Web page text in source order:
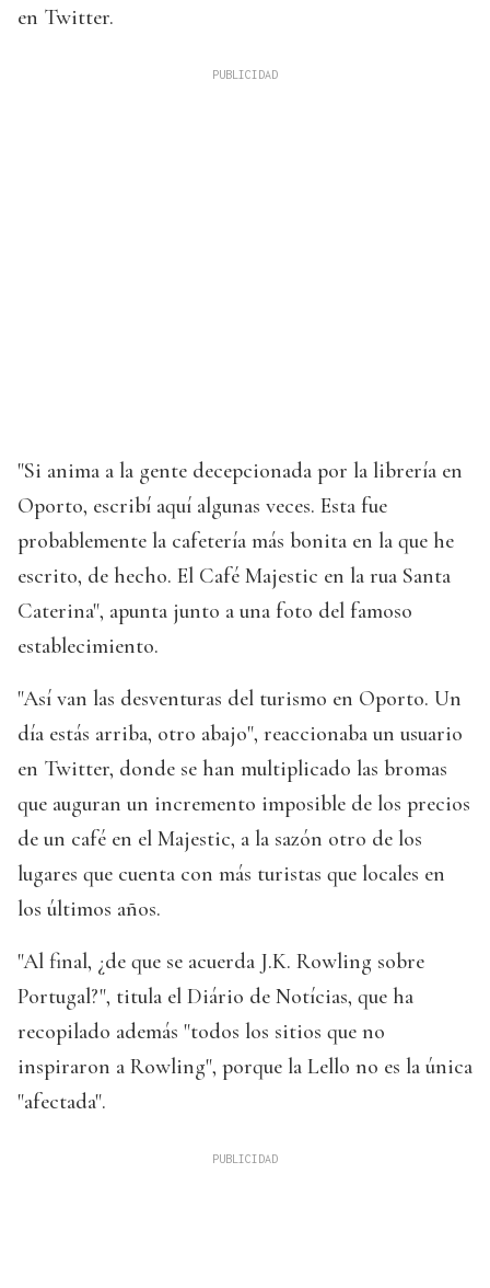
en Twitter.
"Si anima a la gente decepcionada por la librería en
Oporto, escribí aquí algunas veces. Esta fue
probablemente la cafetería más bonita en la que he
escrito, de hecho. El Café Majestic en la rua Santa
Caterina", apunta junto a una foto del famoso
establecimiento.
"Así van las desventuras del turismo en Oporto. Un
día estás arriba, otro abajo", reaccionaba un usuario
en Twitter, donde se han multiplicado las bromas
que auguran un incremento imposible de los precios
de un café en el Majestic, a la sazón otro de los
lugares que cuenta con más turistas que locales en
los últimos años.
"Al final, ¿de que se acuerda J.K. Rowling sobre
Portugal?", titula el Diário de Notícias, que ha
recopilado además "todos los sitios que no
inspiraron a Rowling", porque la Lello no es la única
"afectada".